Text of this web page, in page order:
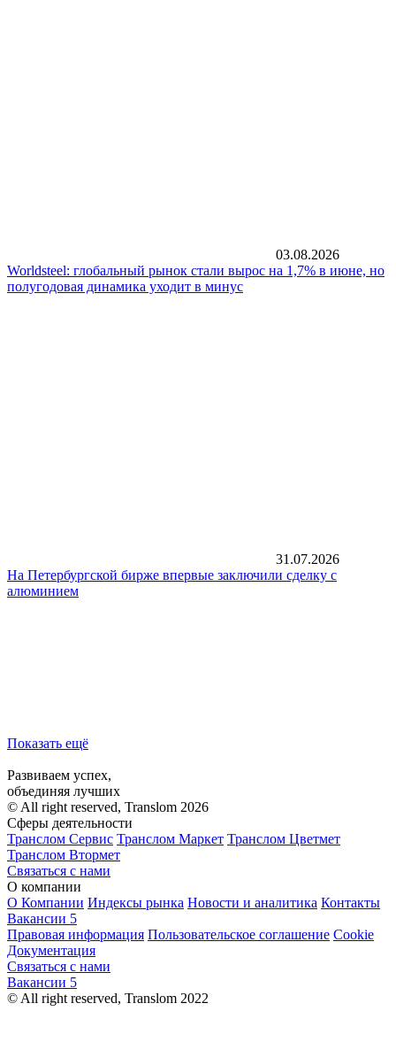
03.08.2026
Worldsteel: глобальный рынок стали вырос на 1,7% в июне, но
полугодовая динамика уходит в минус
31.07.2026
На Петербургской бирже впервые заключили сделку с
алюминием
Показать ещё
Развиваем успех,
объединяя лучших
© All right reserved, Translom 2026
Сферы деятельности
Транслом Сервис Транслом Маркет Транслом Цветмет
Транслом Втормет
Связаться с нами
О компании
О Компании Индексы рынка Новости и аналитика Контакты
Вакансии 5
Правовая информация Пользовательское соглашение Cookie
Документация
Связаться с нами
Вакансии 5
© All right reserved, Translom 2022